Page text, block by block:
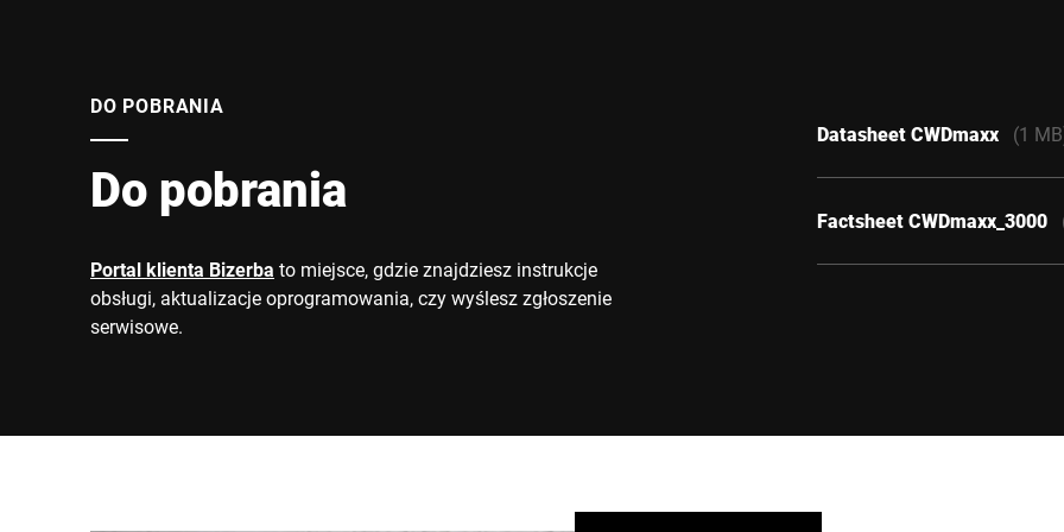
DO POBRANIA
Do pobrania
Portal klienta Bizerba to miejsce, gdzie znajdziesz instrukcje
obsługi, aktualizacje oprogramowania, czy wyślesz zgłoszenie
serwisowe.
Datasheet CWDmaxx (1
Factsheet CWDmaxx_3000